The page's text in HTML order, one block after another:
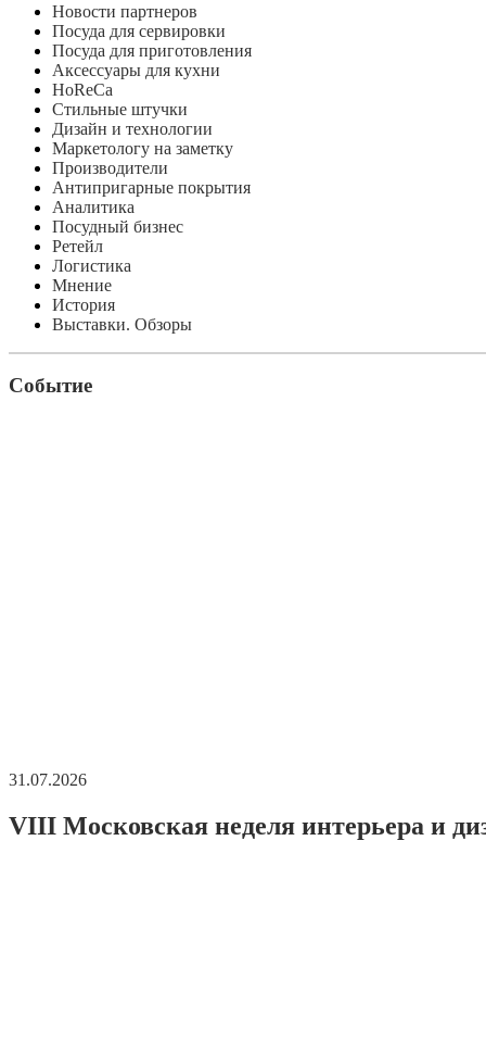
Новости партнеров
Посуда для сервировки
Посуда для приготовления
Аксессуары для кухни
HoReCa
Стильные штучки
Дизайн и технологии
Маркетологу на заметку
Производители
Антипригарные покрытия
Аналитика
Посудный бизнес
Ретейл
Логистика
Мнение
История
Выставки. Обзоры
Событие
31.07.2026
VIII Московская неделя интерьера и